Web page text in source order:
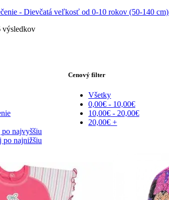
- Dievčatá veľkosť od 0-10 rokov (50-140 cm)
výsledkov
najvyššiu
po najnižšiu
Cenový filter
Všetky
0,00€ - 10,00€
10,00€ - 20,00€
20,00€ +